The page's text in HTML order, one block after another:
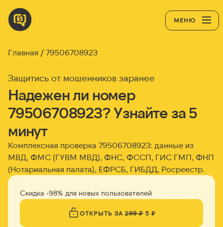
МЕНЮ
Главная 79506708923
Защитись от мошенников заранее
Надежен ли номер
79506708923? Узнайте за 5
минут
Комплексная проверка 79506708923: данные из
МВД, ФМС (ГУВМ МВД), ФНС, ФССП, ГИС ГМП, ФНП
(Нотариальная палата), ЕФРСБ, ГИБДД, Росреестр.
Скидка -98% для новых пользователей
ОТКРЫТЬ ЗА299 ₽5 ₽